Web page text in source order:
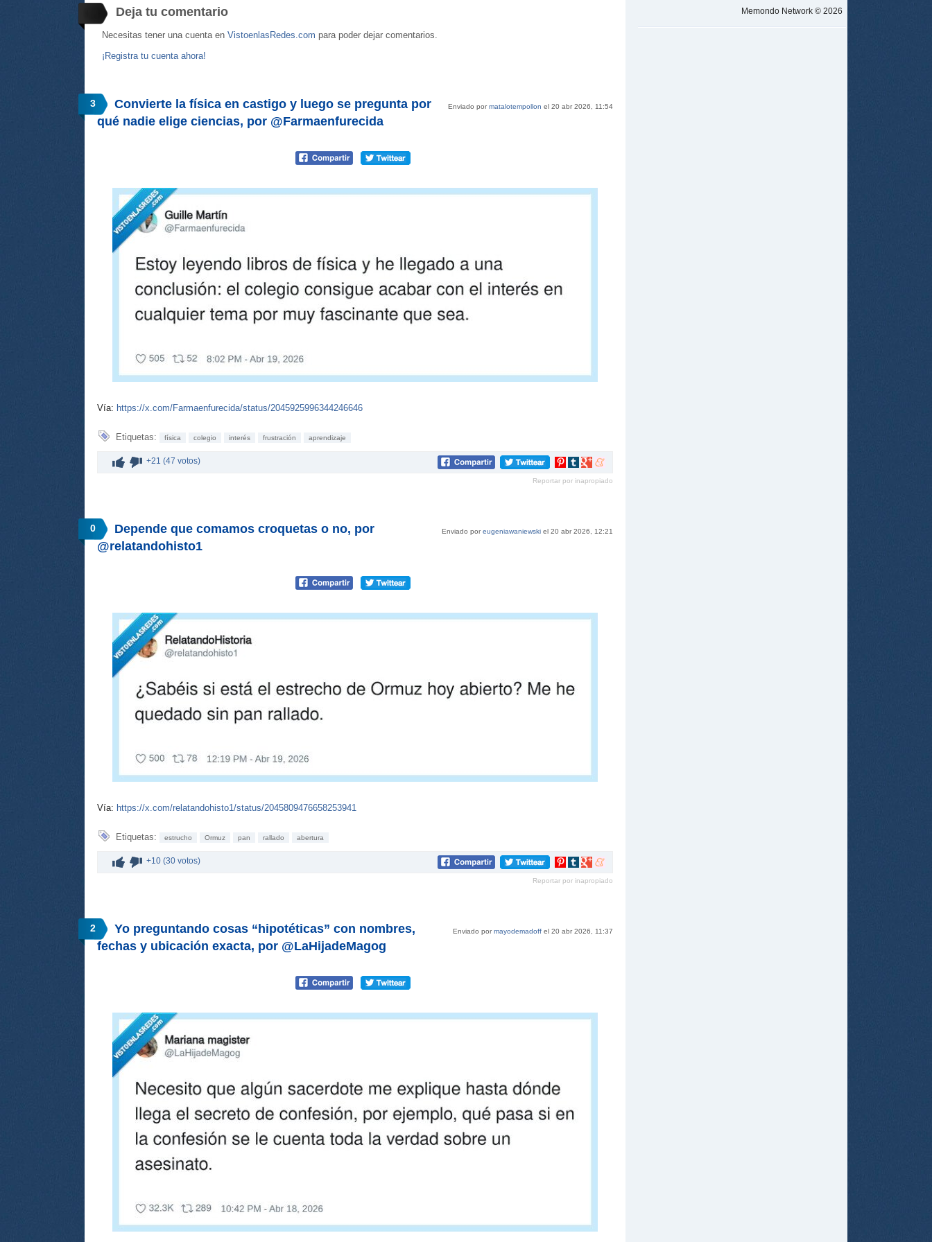
Deja tu comentario
Necesitas tener una cuenta en VistoenlasRedes.com para poder dejar comentarios.
¡Registra tu cuenta ahora!
3 Enviado pormatalotempollon el 20 abr 2026, 11:54
Convierte la física en castigo y luego se pregunta por
qué nadie elige ciencias, por @Farmaenfurecida
Vía: https://x.com/Farmaenfurecida/status/2045925996344246646
Etiquetas: física colegio interés frustración aprendizaje
+21 (47 votos)
Compartir
Pinterest
Compartir
tumblr
Compartir
Google+
Compartir
meneame
Reportar por inapropiado
0 Enviado poreugeniawaniewski el 20 abr 2026, 12:21
Depende que comamos croquetas o no, por
@relatandohisto1
Vía: https://x.com/relatandohisto1/status/2045809476658253941
Etiquetas: estrucho Ormuz pan rallado abertura
+10 (30 votos)
Compartir
Pinterest
Compartir
tumblr
Compartir
Google+
Compartir
meneame
Reportar por inapropiado
2 Enviado pormayodemadoff el 20 abr 2026, 11:37
Yo preguntando cosas “hipotéticas” con nombres,
fechas y ubicación exacta, por @LaHijadeMagog
Memondo Network © 2026